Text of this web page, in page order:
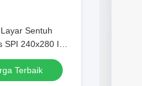
Sentuh
240x280 IPS
Terbaik